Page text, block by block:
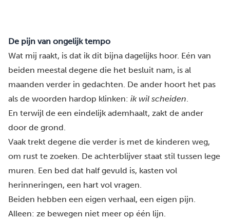
De pijn van ongelijk tempo
Wat mij raakt, is dat ik dit bijna dagelijks hoor. Eén van
beiden meestal degene die het besluit nam, is al
maanden verder in gedachten. De ander hoort het pas
als de woorden hardop klinken: ik wil scheiden.
En terwijl de een eindelijk ademhaalt, zakt de ander
door de grond.
Vaak trekt degene die verder is met de kinderen weg,
om rust te zoeken. De achterblijver staat stil tussen lege
muren. Een bed dat half gevuld is, kasten vol
herinneringen, een hart vol vragen.
Beiden hebben een eigen verhaal, een eigen pijn.
Alleen: ze bewegen niet meer op één lijn.